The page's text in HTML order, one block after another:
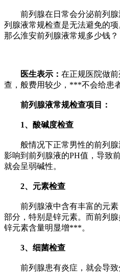
前列腺在日常会分泌前列腺
列腺液常规检查是无法避免的
那么淮安前列腺液常规多少钱？
医生表示： 在正规医院做
查，般费用较少，***不会给患
前列腺液常规检查项目：
1、酸碱度检查
般情况下正常男性的前列腺
影响到前列腺液的PH值，导致
就会呈弱碱性。
2、元素检查
前列腺液中含有丰富的元素
部分，特别是锌元素。而前列
锌元素含量明显增***。
3、细菌检查
前列腺患有炎症，就会导致